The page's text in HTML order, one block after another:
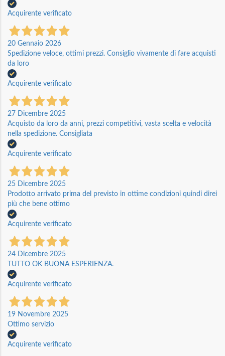
Acquirente verificato
20 Gennaio 2026
Spedizione veloce, ottimi prezzi. Consiglio vivamente di fare acquisti
da loro
Acquirente verificato
27 Dicembre 2025
Acquisto da loro da anni, prezzi competitivi, vasta scelta e velocità
nella spedizione. Consigliata
Acquirente verificato
25 Dicembre 2025
Prodotto arrivato prima del previsto in ottime condizioni quindi direi
più che bene ottimo
Acquirente verificato
24 Dicembre 2025
TUTTO OK BUONA ESPERIENZA.
Acquirente verificato
19 Novembre 2025
Ottimo servizio
Acquirente verificato